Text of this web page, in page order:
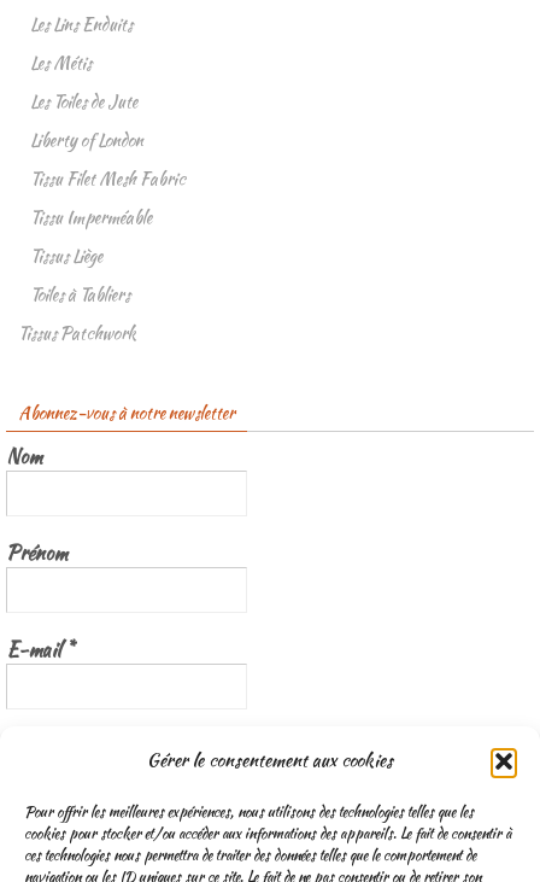
Gérer le consentement aux cookies
Pour offrir les meilleures expériences, nous utilisons des technologies telles que les
cookies pour stocker et/ou accéder aux informations des appareils. Le fait de consentir à
ces technologies nous permettra de traiter des données telles que le comportement de
navigation ou les ID uniques sur ce site. Le fait de ne pas consentir ou de retirer son
Les Lins Enduits
Les Métis
Les Toiles de Jute
Liberty of London
Tissu Filet Mesh Fabric
Tissu Imperméable
Tissus Liège
Toiles à Tabliers
Tissus Patchwork
Abonnez-vous à notre newsletter
Nom
Prénom
E-mail*
Nous gardons vos données privées et ne les partageons qu’avec les
tierces parties qui rendent ce service possible.Lisez notre politique de
confidentialité